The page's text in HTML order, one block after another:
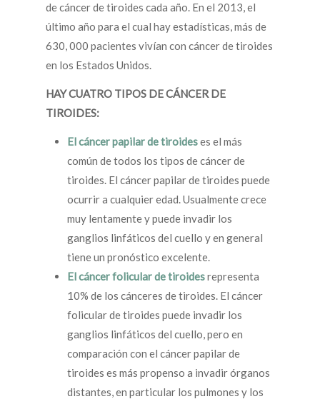
de cáncer de tiroides cada año. En el 2013, el
último año para el cual hay estadísticas, más de
630, 000 pacientes vivían con cáncer de tiroides
en los Estados Unidos.
HAY CUATRO TIPOS DE CÁNCER DE
TIROIDES:
El cáncer papilar de tiroideses el más
común de todos los tipos de cáncer de
tiroides. El cáncer papilar de tiroides puede
ocurrir a cualquier edad. Usualmente crece
muy lentamente y puede invadir los
ganglios linfáticos del cuello y en general
tiene un pronóstico excelente.
El cáncer folicular de tiroidesrepresenta
10% de los cánceres de tiroides. El cáncer
folicular de tiroides puede invadir los
ganglios linfáticos del cuello, pero en
comparación con el cáncer papilar de
tiroides es más propenso a invadir órganos
distantes, en particular los pulmones y los